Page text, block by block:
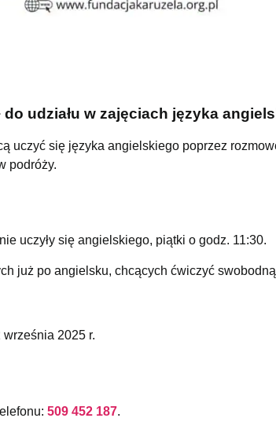
udziału w zajęciach języka
uczyć się języka angielskiego poprzez
podróży.
uczyły się angielskiego, piątki o godz. 11:30.
już po angielsku, chcących ćwiczyć
2025 r.
509 452 187.